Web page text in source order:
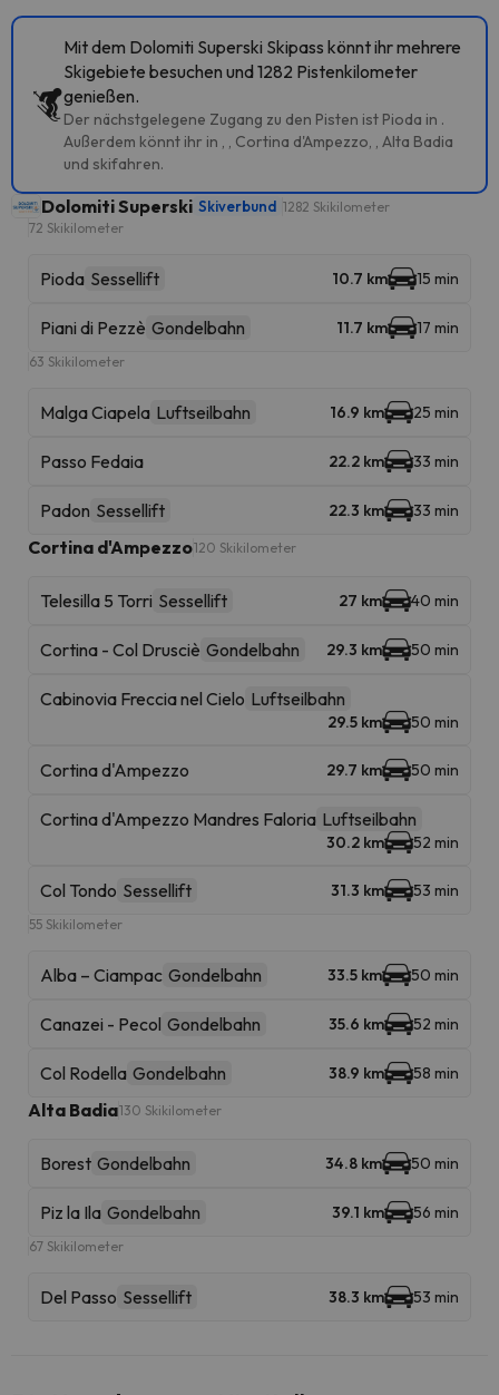
Mit dem Dolomiti Superski Skipass könnt ihr mehrere
Skigebiete besuchen und 1282 Pistenkilometer
genießen.
Der nächstgelegene Zugang zu den Pisten ist Pioda in .
Außerdem könnt ihr in , , Cortina d'Ampezzo, , Alta Badia
und skifahren.
Dolomiti Superski Skiverbund 1282 Skikilometer
72 Skikilometer
Pioda Sessellift 10.7 km 15 min
Piani di Pezzè Gondelbahn 11.7 km 17 min
63 Skikilometer
Malga Ciapela Luftseilbahn 16.9 km 25 min
Passo Fedaia 22.2 km 33 min
Padon Sessellift 22.3 km 33 min
Cortina d'Ampezzo120 Skikilometer
Telesilla 5 Torri Sessellift 27 km 40 min
Cortina - Col Drusciè Gondelbahn 29.3 km 50 min
Cabinovia Freccia nel Cielo Luftseilbahn
29.5 km 50 min
Cortina d'Ampezzo 29.7 km 50 min
Cortina d'Ampezzo Mandres Faloria Luftseilbahn
30.2 km 52 min
Col Tondo Sessellift 31.3 km 53 min
55 Skikilometer
Alba – Ciampac Gondelbahn 33.5 km 50 min
Canazei - Pecol Gondelbahn 35.6 km 52 min
Col Rodella Gondelbahn 38.9 km 58 min
Alta Badia130 Skikilometer
Borest Gondelbahn 34.8 km 50 min
Piz la Ila Gondelbahn 39.1 km 56 min
67 Skikilometer
Del Passo Sessellift 38.3 km 53 min